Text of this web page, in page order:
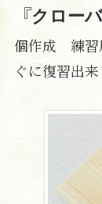
『クロー
個作成 練習
ぐに復習出来